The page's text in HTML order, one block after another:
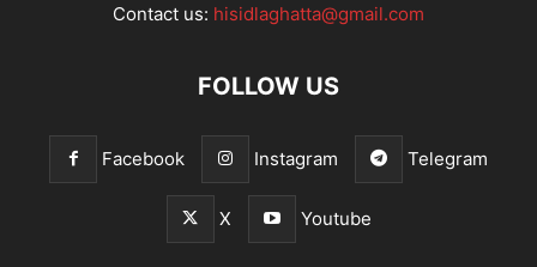
Contact us: hisidlaghatta@gmail.com
FOLLOW US
Facebook Instagram Telegram
X Youtube